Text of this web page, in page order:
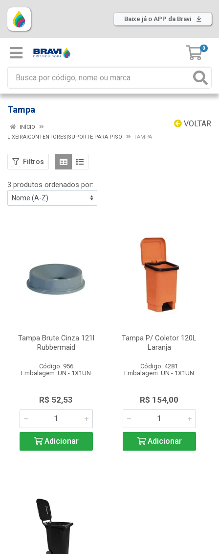
Baixe já o APP da Bravi
0
Tampa
VOLTAR
INÍCIO
LIXEIRA|CONTENTORES|SUPORTE PARA PISO
TAMPA
Filtros
3 produtos ordenados por:
Tampa Brute Cinza 121l
Rubbermaid
Código: 956
Embalagem: UN - 1X1UN
R$ 52,53
Adicionar
Tampa P/ Coletor 120L
Laranja
Código: 4281
Embalagem: UN - 1X1UN
R$ 154,00
Adicionar